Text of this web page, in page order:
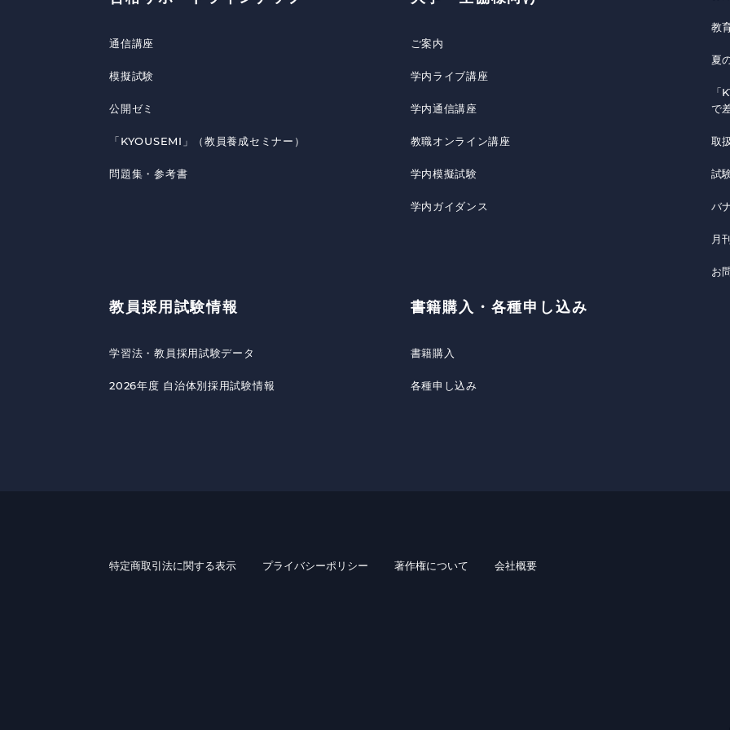
通信講座
模擬試験
公開ゼミ
「KYOUSEMI」（教員養成セミナー）
問題集・参考書
教員採用試験情報
学習法・教員採用試験データ
2026年度 自治体別採用試験情報
ご案内
学内ライブ講座
学内通信講座
教職オンライン講座
学内模擬試験
学内ガイダンス
書籍購入・各種申し込み
書籍購入
各種申し込み
教
夏
で
取
試
バ
月
お
特定商取引法に関する表示 プライバシーポリシー 著作権について 会社概要